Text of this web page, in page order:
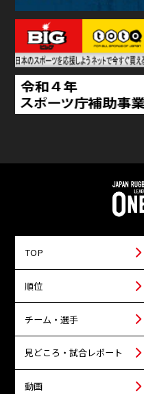
TOP
順位
チーム・選手
見どころ・試合レポート
動画